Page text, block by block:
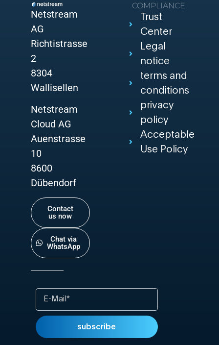
Netstream
AG
Richtistrasse
2
8304
Wallisellen
Netstream
Cloud AG
Auenstrasse
10
8600
Dübendorf
Contact
us now
Chat via
WhatsApp
COMPLIANCE
Trust
Center
Legal
notice
terms and
conditions
privacy
policy
Acceptable
Use Policy